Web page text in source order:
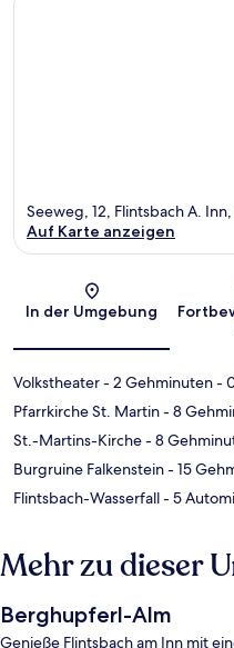
Seeweg, 12, Flintsbach A. Inn,
Auf Karte anzeigen
In der Umgebung
Volkstheater- 2 Gehminuten-
Pfarrkirche St. Martin- 8
St.-Martins-Kirche- 8
Burgruine Falkenstein- 15
Flintsbach-Wasserfall- 5
Mehr zu dieser
Berghupferl-Alm
Genieße Flintsbach am Inn mit